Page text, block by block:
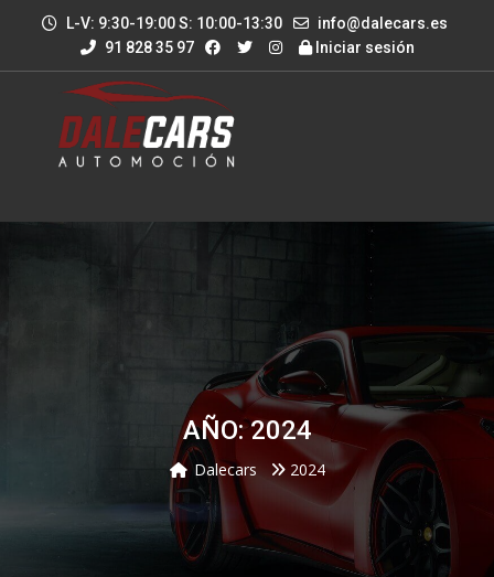
L-V: 9:30-19:00 S: 10:00-13:30
info@dalecars.es
91 828 35 97
Iniciar sesión
AÑO: 2024
Dalecars 2024